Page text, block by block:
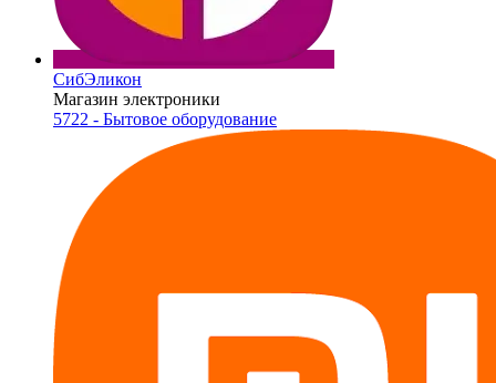
СибЭликон
Магазин электроники
5722 - Бытовое оборудование